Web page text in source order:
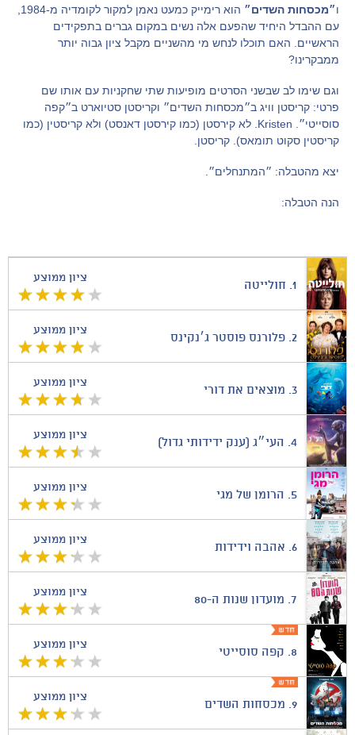
ו״מכסחות השדים״
עם ההבדל היחיד שהפעם אלה נשים במקום גברים בתפקידים
הראשיים. האם תוכלו לנחש מי מהשניים מקבל ציון גבוה יותר
ממבקרינו?
וגם שימו לב שבשני הסרטים מופיעות שתי שחקניות עם אותו שם
פרטי: קריסטן וויג ב״מכסחות השדים״ וקריסטן סטיוארט ב״קפה
סוסייטי״. Kristen. לא קירסטן (כמו קירסטן דאנסט) ולא קריסטין (כמו
קריסטין סקוט תומאס). קריסטן.
יצא מהטבלה: ״המתנחלים״.
הנה הטבלה:
ציון ממוצע
1. חולייטה
ציון ממוצע
2. פלורנס פוסטר ג׳נקינס
ציון ממוצע
3. מוצאים את דורי
ציון ממוצע
4. העי״ג (ענק ידידותי גדול)
ציון ממוצע
5. הרומן של מגי
ציון ממוצע
6. אהבה וידידות
ציון ממוצע
7. מועדון שנות ה-80
ציון ממוצע
8. קפה סוסייטי
ציון ממוצע
9. מכסחות השדים